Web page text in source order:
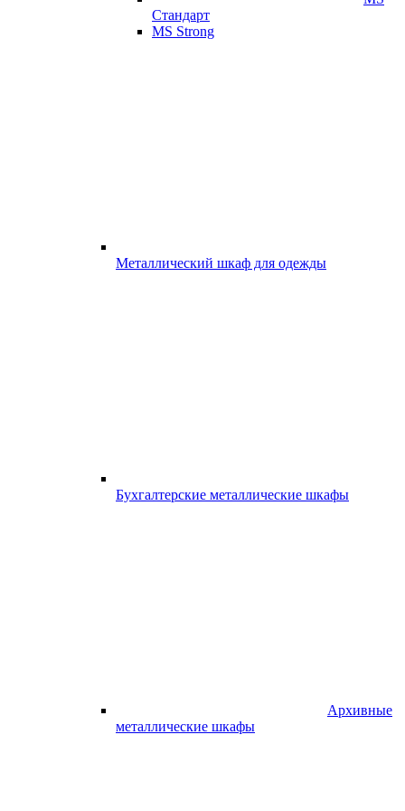
Стандарт
MS Strong
Металлический шкаф для одежды
Бухгалтерские металлические шкафы
Архивные
металлические шкафы